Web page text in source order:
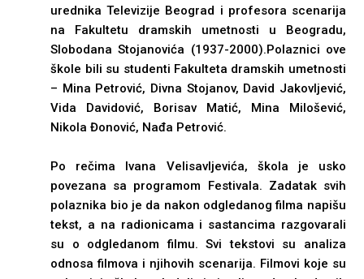
urednika Televizije Beograd i profesora scenarija
na Fakultetu dramskih umetnosti u Beogradu,
Slobodana Stojanovića (1937-2000).Polaznici ove
škole bili su studenti Fakulteta dramskih umetnosti
– Mina Petrović, Divna Stojanov, David Jakovljević,
Vida Davidović, Borisav Matić, Mina Milošević,
Nikola Đonović, Nađa Petrović.
Po rečima Ivana Velisavljevića, škola je usko
povezana sa programom Festivala. Zadatak svih
polaznika bio je da nakon odgledanog filma napišu
tekst, a na radionicama i sastancima razgovarali
su o odgledanom filmu. Svi tekstovi su analiza
odnosa filmova i njihovih scenarija. Filmovi koje su